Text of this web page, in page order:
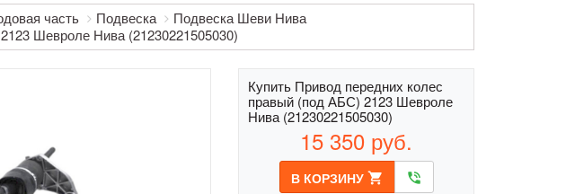
часть Подвеска
Подвеска Шеви Нива
Шевроле Нива (21230221505030)
Купить Привод передних колес
правый (под АБС) 2123 Шевроле
Нива (21230221505030)
15 350 руб.
В КОРЗИНУ shopping_cart phone_in_talk